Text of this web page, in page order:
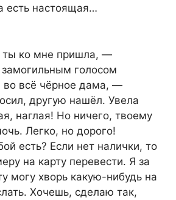
есть настоящая…
ко мне пришла, —
замогильным голосом
во всё чёрное дама, —
другую нашёл. Увела
наглая! Но ничего, твоему
Легко, но дорого!
есть? Если нет налички, то
на карту перевести. Я за
могу хворь какую-нибудь на
Хочешь, сделаю так,